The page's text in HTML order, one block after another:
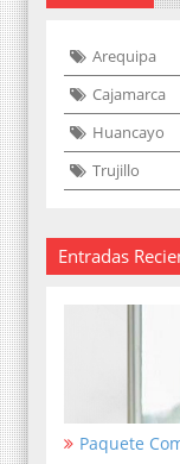
Arequipa
Cajamarca
Huancayo
Trujillo
Entradas
Paquete